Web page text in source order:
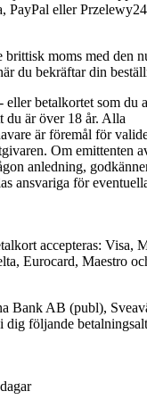
PayPal eller
moms med den
du bekräftar din
eller betalkortet som du
du är över 18 år. Alla
är föremål för
Om emittenten
anledning,
ansvariga för
accepteras: Visa,
Eurocard, Maestro
Bank AB (publ),
dig följande